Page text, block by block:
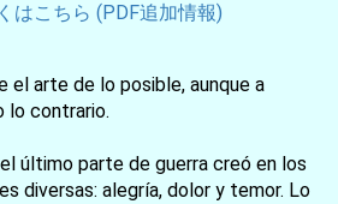
こちら (PDF追加情報)
el arte de lo posible, aunque a
lo contrario.
último parte de guerra creó en los
diversas: alegría, dolor y temor. Lo